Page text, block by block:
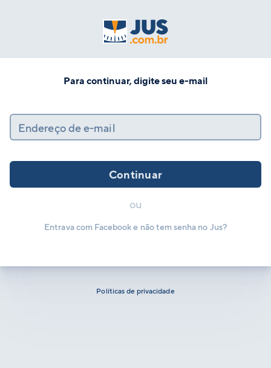
Para continuar, digite seu e-mail
Endereço de e-mail
Continuar
ou
Entrava com Facebook e não tem senha no Jus?
Políticas de privacidade